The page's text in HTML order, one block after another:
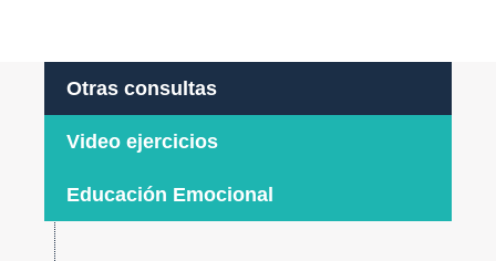
Otras consultas
Video ejercicios
Educación Emocional